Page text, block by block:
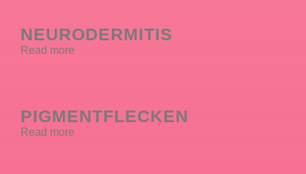
NEURODERMITIS
Read more
PIGMENTFLECKEN
Read more